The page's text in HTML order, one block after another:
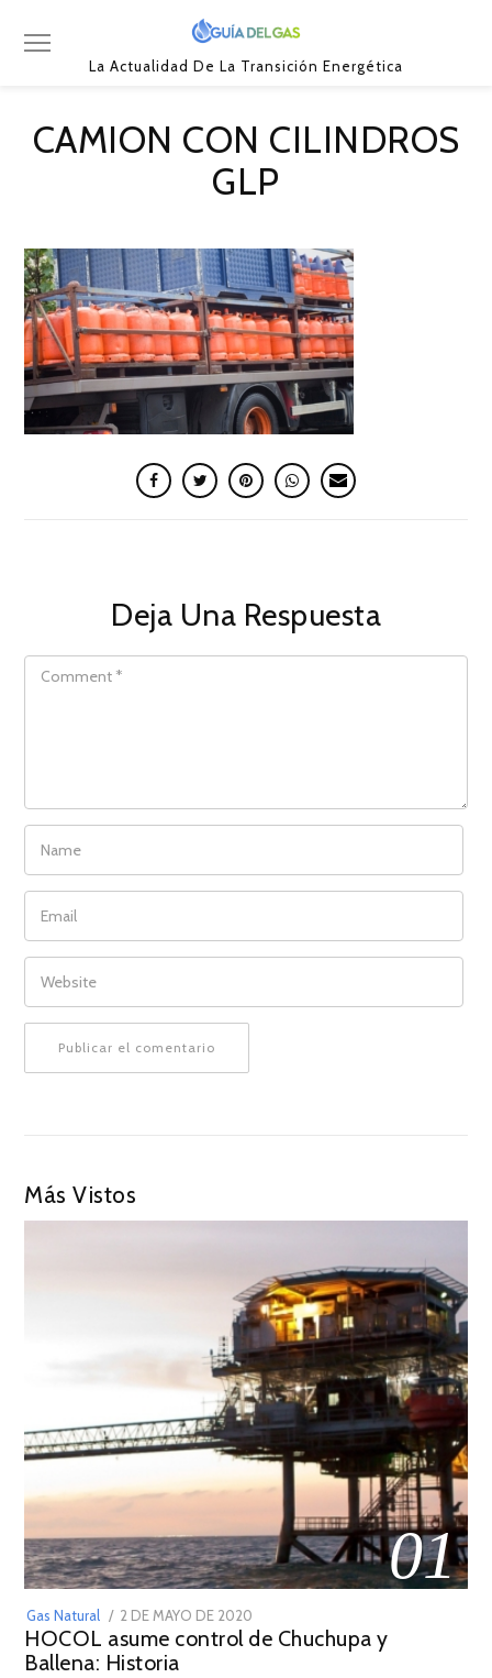
La Actualidad De La Transición Energética
CAMION CON CILINDROS
GLP
Deja Una Respuesta
COMMENT
NAME
EMAIL
WEBSITE
Más Vistos
01
Gas Natural
POSTED
ON
2 DE MAYO DE 2020
DE
HOCOL asume control de Chuchupa y
Ballena: Historia